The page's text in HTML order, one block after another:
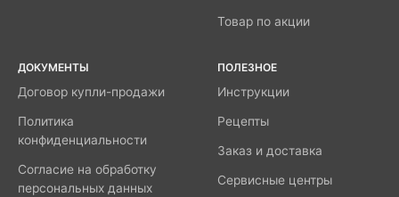
Товар по акции
ДОКУМЕНТЫ
Договор купли-продажи
Политика
конфиденциальности
Согласие на обработку
персональных данных
ПОЛЕЗНОЕ
Инструкции
Рецепты
Заказ и доставка
Сервисные центры